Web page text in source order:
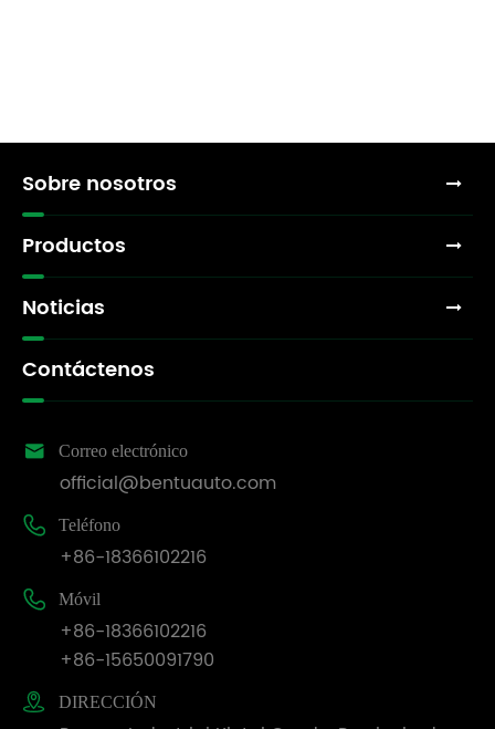
Sobre nosotros
Productos
Noticias
Contáctenos
 Correo electrónico
official@bentuauto.com
 Teléfono
+86-18366102216
 Móvil
+86-18366102216
+86-15650091790
 DIRECCIÓN